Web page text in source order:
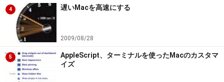
4 遅いMacを高速にする
2009/08/28
5
AppleScript、ターミナルを使ったMacのカスタマ
イズ